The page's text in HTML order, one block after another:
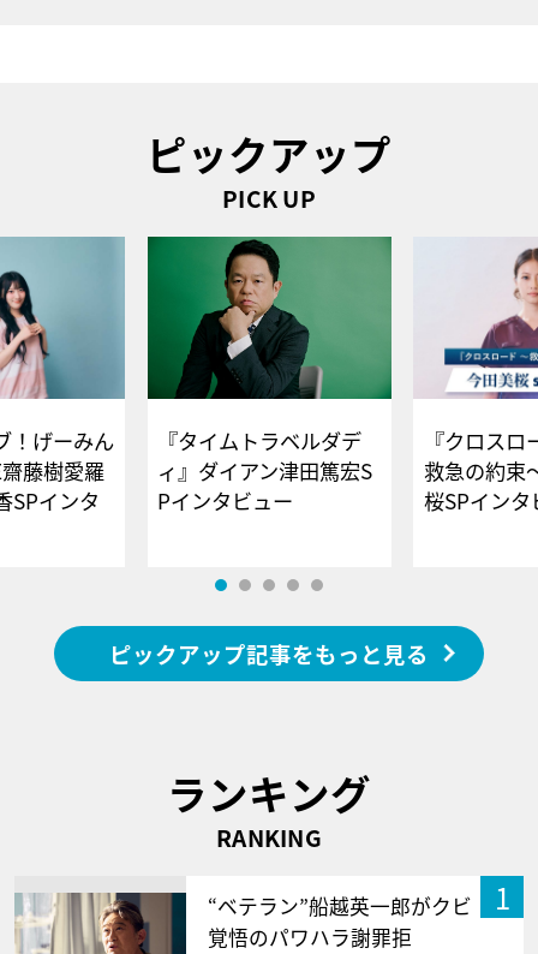
ピックアップ
PICK UP
！げーみん
藤樹愛羅
SPインタ
『タイムトラベルダデ
ィ』ダイアン津田篤宏S
Pインタビュー
『クロス
救急の約束
桜SPイ
ピックアップ記事をもっと見る
ランキング
RANKING
1
“ベテラン”船越英一郎がクビ
覚悟のパワハラ謝罪拒